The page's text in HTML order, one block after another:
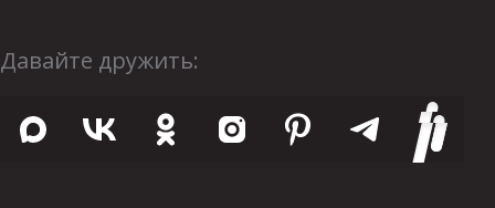
Давайте дружить: